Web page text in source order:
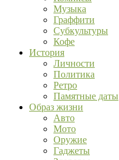
Музыка
Граффити
Субкультуры
Кофе
История
Личности
Политика
Ретро
Памятные даты
Образ жизни
Авто
Мото
Оружие
Гаджеты